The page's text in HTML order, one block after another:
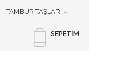
SEPETIM
TAMBUR TAŞLAR